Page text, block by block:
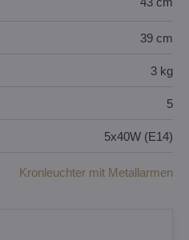
39 cm
3 kg
5
5x40W (E14)
Kronleuchter mit Metallarmen